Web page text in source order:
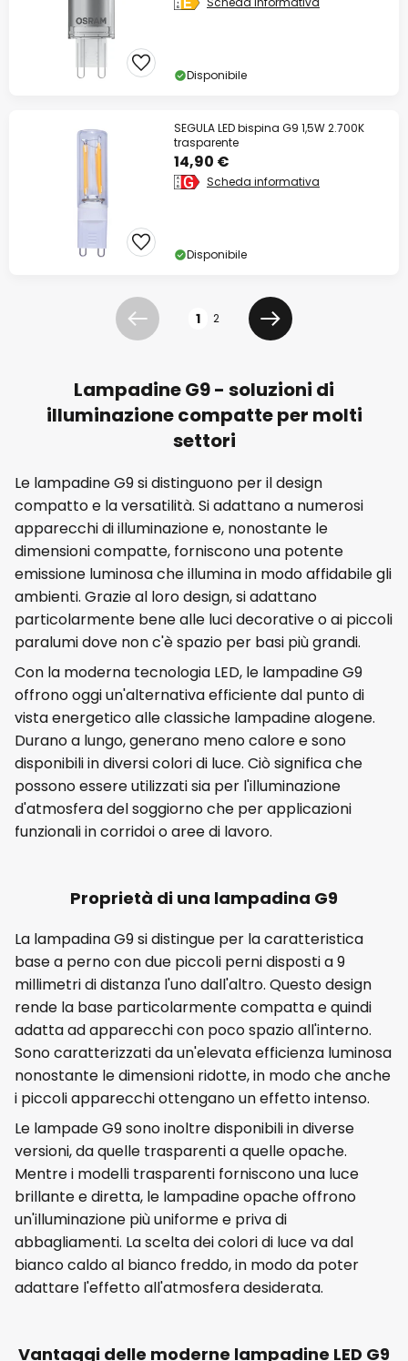
Disponibile
SEGULA LED bispina G9 1,5W 2.700K
trasparente
14,90 €
Scheda informativa
Disponibile
Precedente 1 2
Prossimo
Lampadine G9 - soluzioni di
illuminazione compatte per molti
settori
Le lampadine G9 si distinguono per il design
compatto e la versatilità. Si adattano a numerosi
apparecchi di illuminazione e, nonostante le
dimensioni compatte, forniscono una potente
emissione luminosa che illumina in modo affidabile gli
ambienti. Grazie al loro design, si adattano
particolarmente bene alle luci decorative o ai piccoli
paralumi dove non c'è spazio per basi più grandi.
Con la moderna tecnologia LED, le lampadine G9
offrono oggi un'alternativa efficiente dal punto di
vista energetico alle classiche lampadine alogene.
Durano a lungo, generano meno calore e sono
disponibili in diversi colori di luce. Ciò significa che
possono essere utilizzati sia per l'illuminazione
d'atmosfera del soggiorno che per applicazioni
funzionali in corridoi o aree di lavoro.
Proprietà di una lampadina G9
La lampadina G9 si distingue per la caratteristica
base a perno con due piccoli perni disposti a 9
millimetri di distanza l'uno dall'altro. Questo design
rende la base particolarmente compatta e quindi
adatta ad apparecchi con poco spazio all'interno.
Sono caratterizzati da un'elevata efficienza luminosa
nonostante le dimensioni ridotte, in modo che anche
i piccoli apparecchi ottengano un effetto intenso.
Le lampade G9 sono inoltre disponibili in diverse
versioni, da quelle trasparenti a quelle opache.
Mentre i modelli trasparenti forniscono una luce
brillante e diretta, le lampadine opache offrono
un'illuminazione più uniforme e priva di
abbagliamenti. La scelta dei colori di luce va dal
bianco caldo al bianco freddo, in modo da poter
adattare l'effetto all'atmosfera desiderata.
Vantaggi delle moderne lampadine LED G9